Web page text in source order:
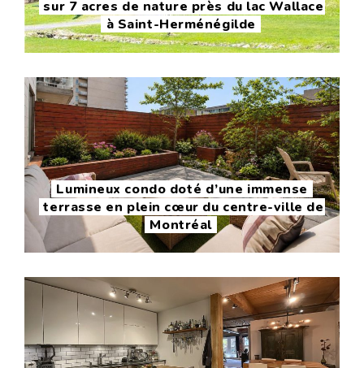
sur 7 acres de nature près du lac Wallace
à Saint-Herménégilde
Lumineux condo doté d’une immense
terrasse en plein cœur du centre-ville de
Montréal